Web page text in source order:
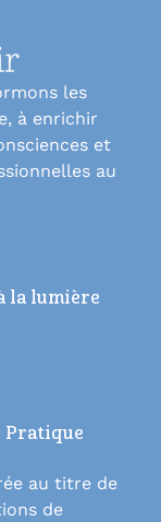
les
à enrichir
et
au
la lumière
Pratique
au titre de
de